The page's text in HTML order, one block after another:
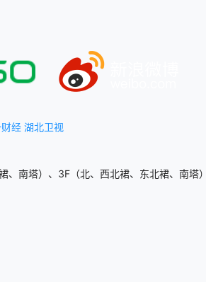
经 湖北卫视
南塔）、3F（北、西北裙、东北裙、南塔